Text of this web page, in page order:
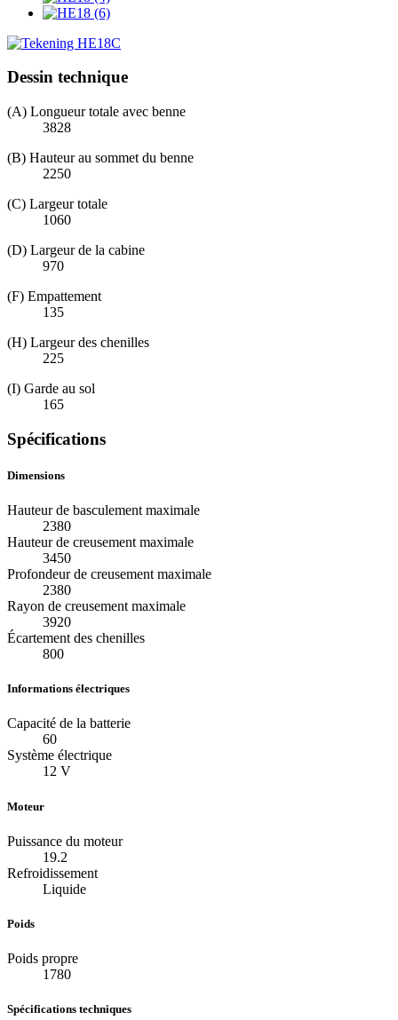
Dessin technique
(A) Longueur totale avec benne
3828
(B) Hauteur au sommet du benne
2250
(C) Largeur totale
1060
(D) Largeur de la cabine
970
(F) Empattement
135
(H) Largeur des chenilles
225
(I) Garde au sol
165
Spécifications
Dimensions
Hauteur de basculement maximale
2380
Hauteur de creusement maximale
3450
Profondeur de creusement maximale
2380
Rayon de creusement maximale
3920
Écartement des chenilles
800
Informations électriques
Capacité de la batterie
60
Système électrique
12 V
Moteur
Puissance du moteur
19.2
Refroidissement
Liquide
Poids
Poids propre
1780
Spécifications techniques